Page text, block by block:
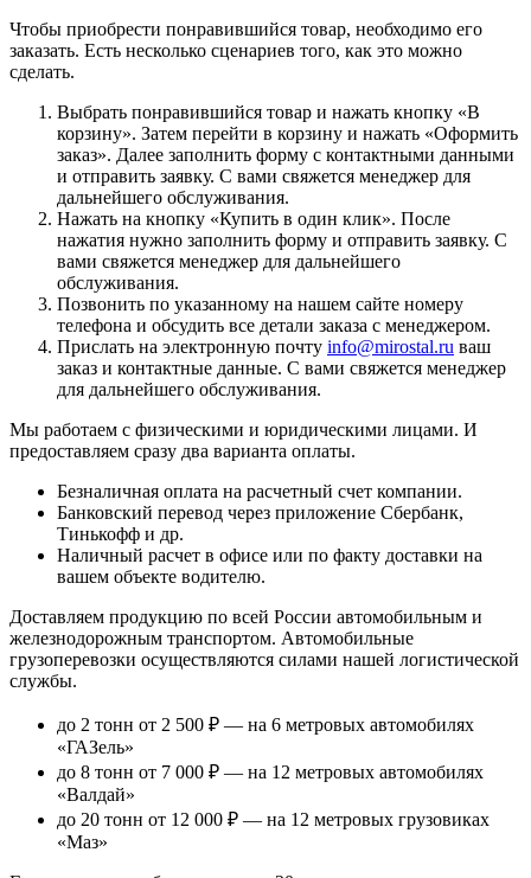
Чтобы приобрести понравившийся товар, необходимо его
заказать. Есть несколько сценариев того, как это можно
сделать.
Выбрать понравившийся товар и нажать кнопку «В
корзину». Затем перейти в корзину и нажать «Оформить
заказ». Далее заполнить форму с контактными данными
и отправить заявку. С вами свяжется менеджер для
дальнейшего обслуживания.
Нажать на кнопку «Купить в один клик». После
нажатия нужно заполнить форму и отправить заявку. С
вами свяжется менеджер для дальнейшего
обслуживания.
Позвонить по указанному на нашем сайте номеру
телефона и обсудить все детали заказа с менеджером.
Прислать на электронную почту info@mirostal.ru ваш
заказ и контактные данные. С вами свяжется менеджер
для дальнейшего обслуживания.
Мы работаем с физическими и юридическими лицами. И
предоставляем сразу два варианта оплаты.
Безналичная оплата на расчетный счет компании.
Банковский перевод через приложение Сбербанк,
Тинькофф и др.
Наличный расчет в офисе или по факту доставки на
вашем объекте водителю.
Доставляем продукцию по всей России автомобильным и
железнодорожным транспортом. Автомобильные
грузоперевозки осуществляются силами нашей логистической
службы.
до 2 тонн от 2 500 ₽ — на 6 метровых автомобилях
«ГАЗель»
до 8 тонн от 7 000 ₽ — на 12 метровых автомобилях
«Валдай»
до 20 тонн от 12 000 ₽ — на 12 метровых грузовиках
«Маз»